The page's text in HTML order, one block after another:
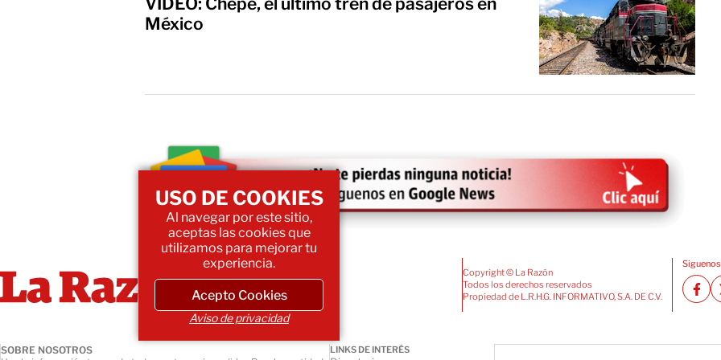
México
Copyright © La Razón
Todos los derechos reservados
Propiedad de L.R.H.G. INFORMATIVO, S.A. DE C.V.
SOBRE NOSOTROS
LINKS DE INTERÉS
USO DE COOKIES
Al navegar por este sitio,
aceptas las cookies que
utilizamos para mejorar tu
experiencia.
Acepto Cookies
Aviso de privacidad